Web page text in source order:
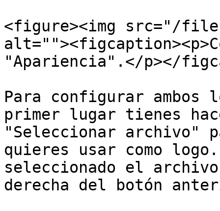
<figure><img src="/files/
"Apariencia".</p></
Para configurar
primer lugar tienes
"Seleccionar archivo"
quieres usar como
seleccionado el
derecha del botón